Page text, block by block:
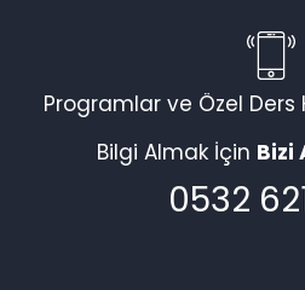
Programlar ve Özel Ders
Bilgi Almak İçin Bizi
0532